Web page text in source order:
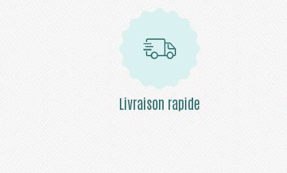
Livraison rapide